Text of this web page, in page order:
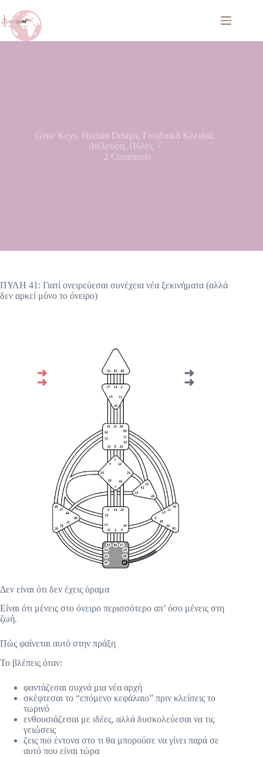
Gene Keys, Human Design, Γονιδιακά Κλειδιά,
Διέλευση, Πύλες
2 Comments
ΠΥΛΗ 41: Γιατί ονειρεύεσαι συνέχεια νέα ξεκινήματα (αλλά
δεν αρκεί μόνο το όνειρο)
Δεν είναι ότι δεν έχεις όραμα
Είναι ότι μένεις στο όνειρο περισσότερο απ’ όσο μένεις στη
ζωή.
Πώς φαίνεται αυτό στην πράξη
Το βλέπεις όταν:
φαντάζεσαι συχνά μια νέα αρχή
σκέφτεσαι το “επόμενο κεφάλαιο” πριν κλείσεις το
τωρινό
ενθουσιάζεσαι με ιδέες, αλλά δυσκολεύεσαι να τις
γειώσεις
ζεις πιο έντονα στο τι θα μπορούσε να γίνει παρά σε
αυτό που είναι τώρα